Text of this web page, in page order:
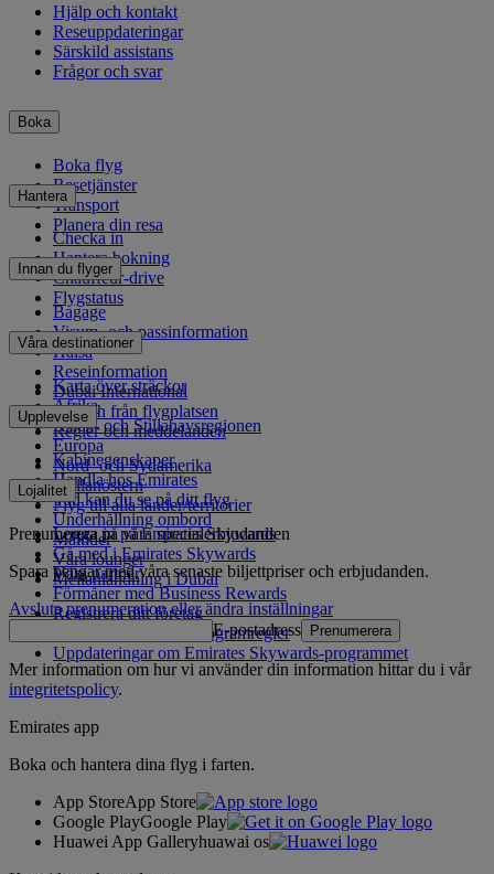
Hjälp och kontakt
Reseuppdateringar
Särskild assistans
Frågor och svar
Boka
Boka flyg
Resetjänster
Transport
Planera din resa
Hantera
Checka in
Hantera bokning
Chauffeur-drive
Flygstatus
Innan du flyger
Bagage
Visum- och passinformation
Hälsa
Reseinformation
Dubai International
Till och från flygplatsen
Regler och meddelanden
Våra destinationer
Karta över sträckor
Afrika
Asien- och Stillahavsregionen
Europa
Nord- och Sydamerika
Mellanöstern
Flyg till alla länder/territorier
Upplevelse
Kabinegenskaper
Handla hos Emirates
Vad kan du se på ditt flyg
Underhållning ombord
Måltider
Våra lounger
Mellanlandning i Dubai
Lojalitet
Logga in på Emirates Skywards
Gå med i Emirates Skywards
Våra partner
Förmåner med Business Rewards
Registrera ditt företag
Emirates Skywards programregler
Uppdateringar om Emirates Skywards-programmet
Prenumerera på våra specialerbjudanden
Spara pengar med våra senaste biljettpriser och erbjudanden.
Avsluta prenumeration eller ändra inställningar
E-postadress Prenumerera
Mer information om hur vi använder din information hittar du i vår
integritetspolicy.
Emirates app
Boka och hantera dina flyg i farten.
App StoreApp Store
Google PlayGoogle Play
Huawei App Galleryhuawai os